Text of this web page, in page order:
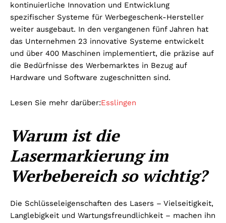
kontinuierliche Innovation und Entwicklung
spezifischer Systeme für Werbegeschenk-Hersteller
weiter ausgebaut. In den vergangenen fünf Jahren hat
das Unternehmen 23 innovative Systeme entwickelt
und über 400 Maschinen implementiert, die präzise auf
die Bedürfnisse des Werbemarktes in Bezug auf
Hardware und Software zugeschnitten sind.
Lesen Sie mehr darüber:Esslingen
Warum ist die
Lasermarkierung im
Werbebereich so wichtig?
Die Schlüsseleigenschaften des Lasers – Vielseitigkeit,
Langlebigkeit und Wartungsfreundlichkeit – machen ihn